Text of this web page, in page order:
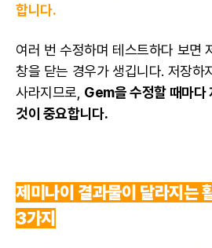
합니다.
여러 번 수정하며 테스트하다 보면
창을 닫는 경우가 생깁니다. 저장하
사라지므로, Gem을 수정할 때마다
것이 중요합니다.
제미나이 결과물이 달라지는
3가지